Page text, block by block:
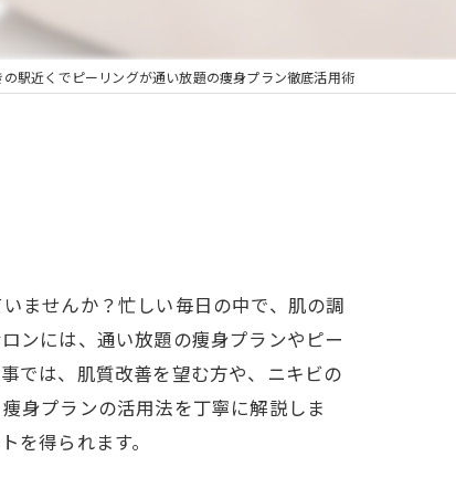
駅近くでピーリングが通い放題の痩身プラン徹底活用術
ませんか？忙しい毎日の中で、肌の調
ンには、通い放題の痩身プランやピー
では、肌質改善を望む方や、ニキビの
身プランの活用法を丁寧に解説しま
得られます。